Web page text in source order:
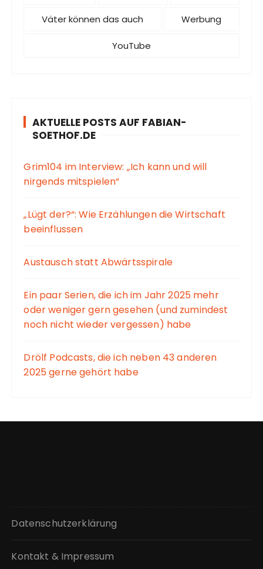
Väter können das auch Werbung
YouTube
AKTUELLE POSTS AUF FABIAN-
SOETHOF.DE
Grim104 im Interview: „Ich kann und will
nirgends mitspielen“
„Lügt der?“: Wie Erzählungen die Wirtschaft
beeinflussen
Austausch statt Abwärtsspirale
Ein paar Serien, die ich im Jahr 2025 mehr
oder weniger gern gesehen (und zumindest
noch nicht wieder vergessen) habe
Drölf Podcasts, die ich neben 43 anderen
2025 gerne gehört habe
Datenschutzerklärung
Kontakt & Impressum